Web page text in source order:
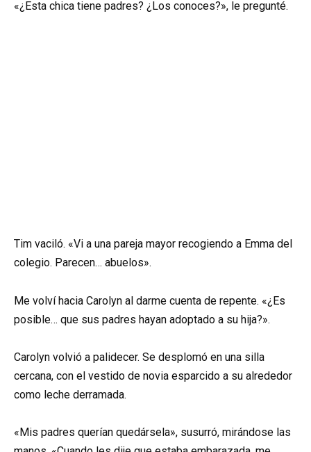
«¿Esta chica tiene padres? ¿Los conoces?», le pregunté.
Tim vaciló. «Vi a una pareja mayor recogiendo a Emma del
colegio. Parecen… abuelos».
Me volví hacia Carolyn al darme cuenta de repente. «¿Es
posible… que sus padres hayan adoptado a su hija?».
Carolyn volvió a palidecer. Se desplomó en una silla
cercana, con el vestido de novia esparcido a su alrededor
como leche derramada.
«Mis padres querían quedársela», susurró, mirándose las